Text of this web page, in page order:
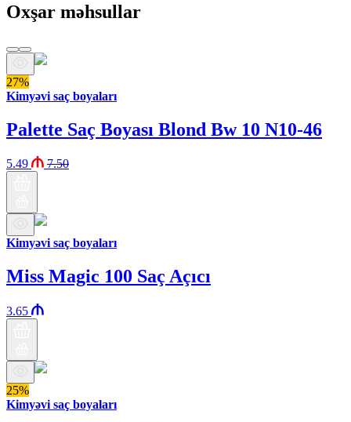
Oxşar məhsullar
27%
Kimyəvi saç boyaları
Palette Saç Boyası Blond Bw 10 N10-46
5.49 7.50
Kimyəvi saç boyaları
Miss Magic 100 Saç Açıcı
3.65
25%
Kimyəvi saç boyaları